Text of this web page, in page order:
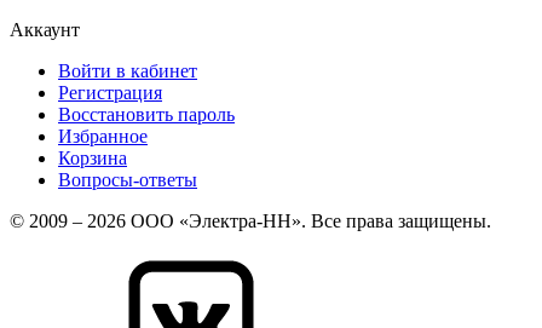
Аккаунт
Войти в кабинет
Регистрация
Восстановить пароль
Избранное
Корзина
Вопросы-ответы
© 2009 – 2026 ООО «Электра-НН». Все права защищены.